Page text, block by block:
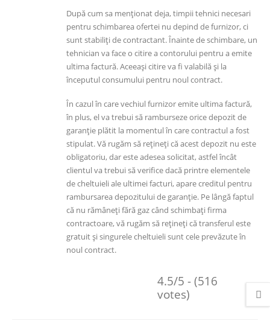
După cum sa menționat deja, timpii tehnici necesari
pentru schimbarea ofertei nu depind de furnizor, ci
sunt stabiliți de contractant. Înainte de schimbare, un
tehnician va face o citire a contorului pentru a emite
ultima factură. Aceeași citire va fi valabilă și la
începutul consumului pentru noul contract.
În cazul în care vechiul furnizor emite ultima factură,
în plus, el va trebui să ramburseze orice depozit de
garanție plătit la momentul în care contractul a fost
stipulat. Vă rugăm să rețineți că acest depozit nu este
obligatoriu, dar este adesea solicitat, astfel încât
clientul va trebui să verifice dacă printre elementele
de cheltuieli ale ultimei facturi, apare creditul pentru
rambursarea depozitului de garanție. Pe lângă faptul
că nu rămâneți fără gaz când schimbați firma
contractoare, vă rugăm să rețineți că transferul este
gratuit și singurele cheltuieli sunt cele prevăzute în
noul contract.
4.5/5 - (516
votes)